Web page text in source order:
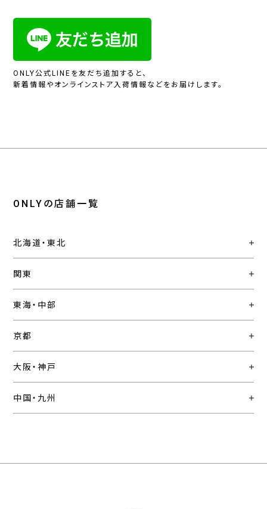
ONLY公式LINEを友だち追加すると、
新着情報やオンラインストア入荷情報などをお届けします。
ONLYの店舗一覧
北海道・東北
関東
東海・中部
京都
大阪・神戸
中国・九州